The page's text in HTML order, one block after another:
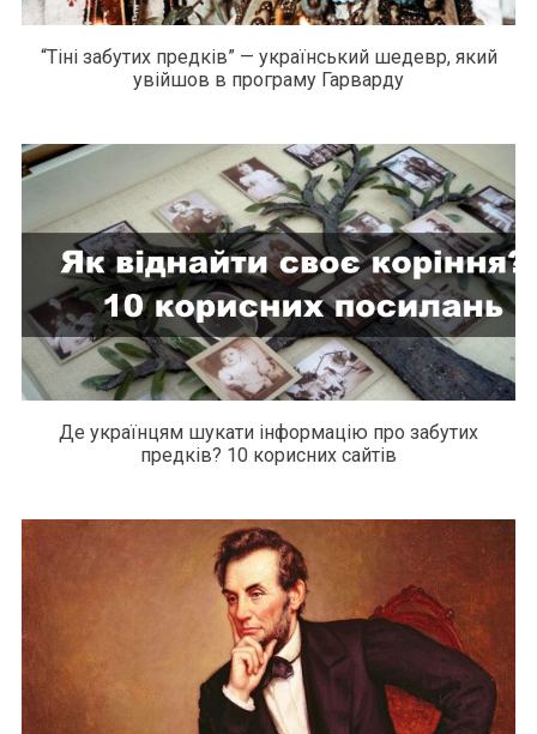
“Тіні забутих предків” — український шедевр, який
увійшов в програму Гарварду
Де українцям шукати інформацію про забутих
предків? 10 корисних сайтів